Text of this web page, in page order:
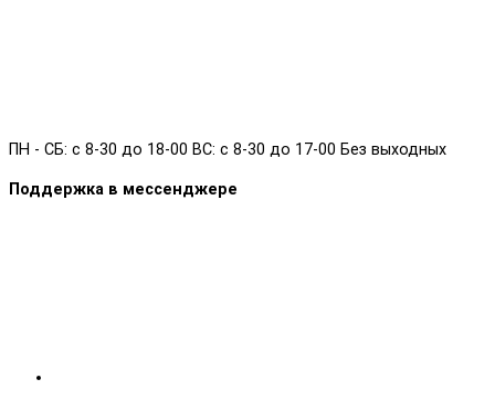
ПН - СБ: с 8-30 до 18-00 ВС: с 8-30 до 17-00 Без выходных
Поддержка в мессенджере